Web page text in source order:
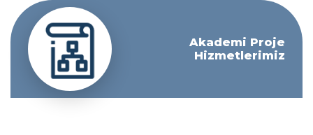
Akademi Proje
Hizmetlerimiz